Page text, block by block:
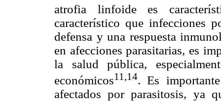
atrofia linfoide es
característico que infecciones
defensa y una respuesta
en afecciones parasitarias, es
la salud pública,
económicos11,14. Es
afectados por parasitosis, ya